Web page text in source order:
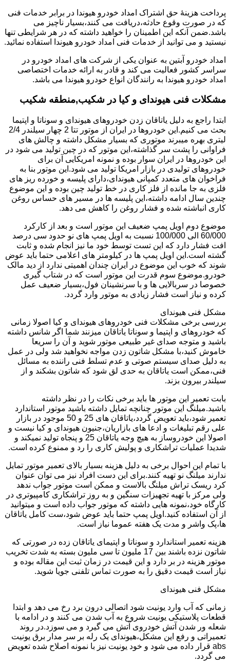
پرداخت هزینۀ حق اشتراک امداد خودرو هیوندا در برابر خدمات فنی
که در صورت وقوع حادثه،دریافت می کنند،بسیار ناچیز می
باشد.ضمن آنکه این اطمینان را خواهید داشته که در هر شرایطی تنها
نیستید و می توانید از خدمات فنی امداد خودرو هیوندا استفاده نمائید.
امداد خودرو آبتین به عنوان یکی از شرکت های امداد خودرو در
سراسر کشور فعالیت می کند و قادر به ارائه خدمات اختصاصی
امداد خودرو هیوندا به رانندگان انواع خودرو هیوندا می باشد.
مشکلات فنی هیوندای و کیا در شکیب,منطقه شکیب
ابتدا راجع به دلیل یاتاقان زدن خودروهای هیوندای و سوناتا و اپتیما
بحث می کنیم.این خودروها در ایران از موتور تتا 2 چهار سیلندر 2/4
لیتری بهره میبرند موتوری که بسیار مشکل داشته و چالش های
فراوانی را پشت سر گذاشته،این موتور که در چین تولید می شود در
این خودروها در ایران سوار بوده و نمونه امریکایی آن برای
خودروهای تولیدی در بازار امریکا تولید می شود.این موتور بنا به
فراخوان های متعدد کمپانی هیوندای،دارای پلیسه و خورده ریز های
فلزی به جا مانده از فلز کاری در خط تولید چین بوده و این موضوع
چندین سال ادامه داشته،این پلیسه ها در مسیر های حساس روغن
کاری انباشته شده و فشار روغن را کاهش می دهد.
موضوع دوم اویل پمپ ضعیف این موتور است و بعد از کارکرد
60/000 الی 100/000 نسبت به اویل پمپ های نو حدود سی درصد
افت فشار دارد که این تست توسط خود ما نیز انجام شده و ثابت
گشته است.این اویل پمپ ها در کیلومتر های اعلامی حتما باید عوض
شوند که خوب این موضوع در ایران چندان اهمیتی ندارد از دید مالک
خودرو.موضوع سوم قدرت این موتور است که در شتاب گیری
خصوصا در سربالایی ها و با سرنشینان فول،بسیار ضعیف عمل
کرده و نیاز است فشار زیادی به موتور وارد گردد.
مشکل فنی هیوندای
بررسی برخی مشکلات فنی خودروهای هیوندای و کیا اصولا زمانی
که خودروهای و اپتیما و سوناتا یاتاقان میزنند شما اگر شانس داشته
باشید و متوجه صدای غیر طبیعی موتور شوید و آن را سریعا
خاموش کنید،با مشکل شاتون زدن مواجه نخواهید شد ولی در عمل
به دلیل صدای سیستم صوتی و عدم تسلط فنی راننده به مسائل
فنی،ممکن است یاتاقان به حدی لق شود که شاتون بشکند و از
سیلندر بیرون بزند.
بابت تعمیر این موتور ها باید برخی نکات را در نظر داشته
باشید.میلنگ این موتور چنانچه تمایل داشته باشید موتور استاندارد
تعمیر شود،باید تعویض گردد،یاتاقان های 25 و 50 موجود در بازار
علی رقم تبلیغات و ادعا های بازاریان،جنیون هیوندای و کیا نیست و
اصولا این خودروساز به هیچ وجه یاتاقان 25 و پنجاه تولید نمیکند و
شدیدا عملیات تراشکاری و پولیش کاری را رد و ممنوع کرده است.
با تمام این احوال برخی به دلیل هزینه بسیار بالای تعمیر موتور تمایل
ندارند میلنگ نو تهیه کنند.برای این دست افراد نیز می توان عنوان
کرد ریسک تراش میلنگ بالاست و ممکن است موتور جواب ندهد
ولی مرکز با تهیه تجهیزات سنگین و به روز تراشکاری کامپیوتری در
کارگاه خود،نمونه هایی داشته که موتور جواب داده است و میتوانید
از آن استفاده کنید.اویل پمپ حتما باید عوض شود،ست کامل یاتاقان
ها،پک واشر و مدت یک هفته عموما نیاز است.
هزینه تعمیر استاندارد و سوناتا و اپتیمای یاتاقان زده در صورتی که
شاتون نزده باشند بین 17 ملیون تا سی ملیون بسته به شدت تخریب
موتور هزینه در بر دارد و این قیمت در زمان ثبت این مقاله بوده و
نیاز است قیمت دقیق را به صورت تماس تلفنی جویا شوید.
مشکل فنی هیوندای
زمانی که آب وارد یونیت شود اتصالی درون برد رخ می دهد و ابتدا
قطعات پلاستیکی یونیت شروع به آب شدن می کنند و در ادامه با
شعله ور شدن آتش خودروی آتش می گیرد و می سوزد.در روند
تعمیراتی و رفع این مشکل،هیوندای یک رله بر سر مدار برق یونیت
abs قرار داده می شود و خود یونیت نیز با نمونه اصلاح شده تعویض
می گردد.